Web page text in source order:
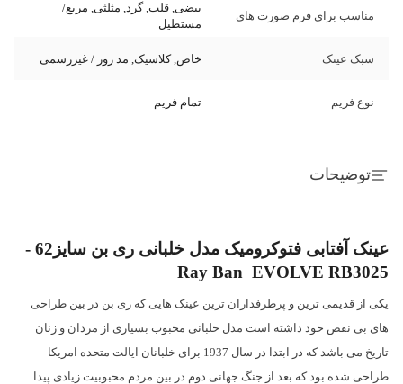
مناسب برای فرم صورت های
بیضی, قلب, گرد, مثلثی, مربع/
مستطیل
سبک عینک خاص, کلاسیک, مد روز / غیررسمی
نوع فریم تمام فریم
توضیحات
عینک آفتابی فتوکرومیک مدل خلبانی ری بن سایز62 -
Ray Ban EVOLVE RB3025
یکی از قدیمی ترین و پرطرفداران ترین عینک هایی که ری بن در بین طراحی
های بی نقص خود داشته است مدل خلبانی محبوب بسیاری از مردان و زنان
تاریخ می باشد که در ابتدا در سال 1937 برای خلبانان ایالت متحده امریکا
طراحی شده بود که بعد از جنگ جهانی دوم در بین مردم محبوبیت زیادی پیدا